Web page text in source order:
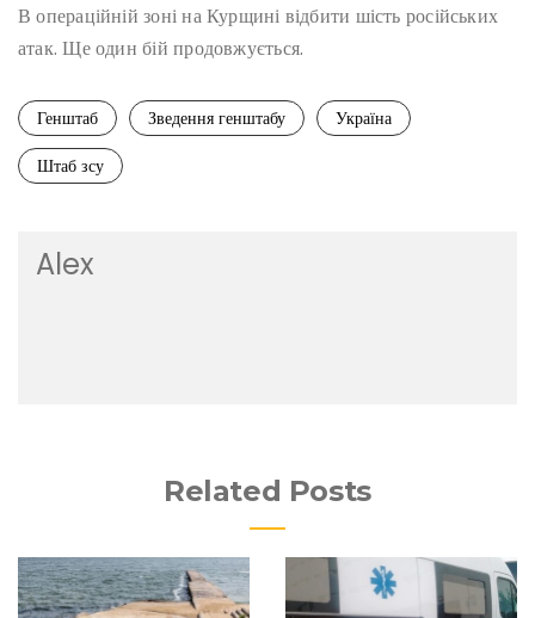
В операційній зоні на Курщині відбити шість російських
атак. Ще один бій продовжується.
Генштаб Зведення генштабу
Україна
Штаб зсу
Alex
Related Posts